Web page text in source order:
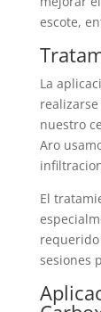
escote,
La
nuestro
Aro
El
requerido
sesiones